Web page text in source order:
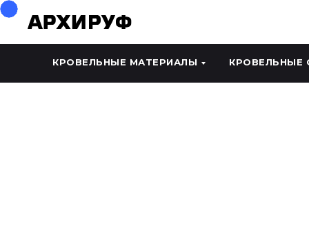
КРОВЕЛЬНЫЕ МАТЕРИАЛЫ КРОВЕЛЬНЫЕ